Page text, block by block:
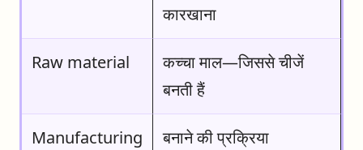
कारखाना
Raw material
कच्चा माल—जिससे चीजें
बनती हैं
Manufacturing बनाने की प्रक्रिया